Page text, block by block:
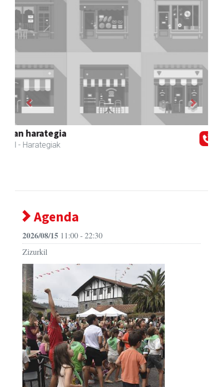
Zubeldia arrain eta mariskoa
Zizurkil - Arrandegiak
Previous Next
Agenda
2026/08/15 11:00 - 22:30
Zizurkil